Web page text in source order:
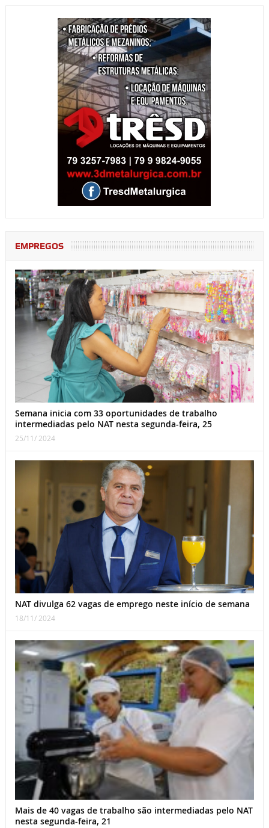
EMPREGOS
Semana inicia com 33 oportunidades de trabalho
intermediadas pelo NAT nesta segunda-feira, 25
25/11/ 2024
NAT divulga 62 vagas de emprego neste início de semana
18/11/ 2024
Mais de 40 vagas de trabalho são intermediadas pelo NAT
nesta segunda-feira, 21